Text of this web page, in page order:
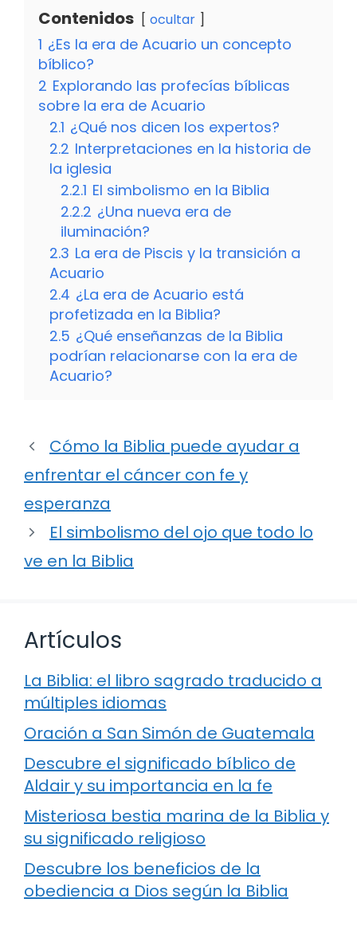
Contenidos ocultar
1 ¿Es la era de Acuario un concepto
bíblico?
2 Explorando las profecías bíblicas
sobre la era de Acuario
2.1 ¿Qué nos dicen los expertos?
2.2 Interpretaciones en la historia de
la iglesia
2.2.1 El simbolismo en la Biblia
2.2.2 ¿Una nueva era de
iluminación?
2.3 La era de Piscis y la transición a
Acuario
2.4 ¿La era de Acuario está
profetizada en la Biblia?
2.5 ¿Qué enseñanzas de la Biblia
podrían relacionarse con la era de
Acuario?
Cómo la Biblia puede ayudar a
enfrentar el cáncer con fe y
esperanza
El simbolismo del ojo que todo lo
ve en la Biblia
Artículos
La Biblia: el libro sagrado traducido a
múltiples idiomas
Oración a San Simón de Guatemala
Descubre el significado bíblico de
Aldair y su importancia en la fe
Misteriosa bestia marina de la Biblia y
su significado religioso
Descubre los beneficios de la
obediencia a Dios según la Biblia